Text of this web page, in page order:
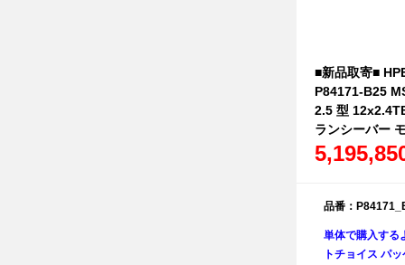
■新品取寄■
P84171-B25
2.5 型
ランシーバー
品番：
単体で購入する
トチョイス パ